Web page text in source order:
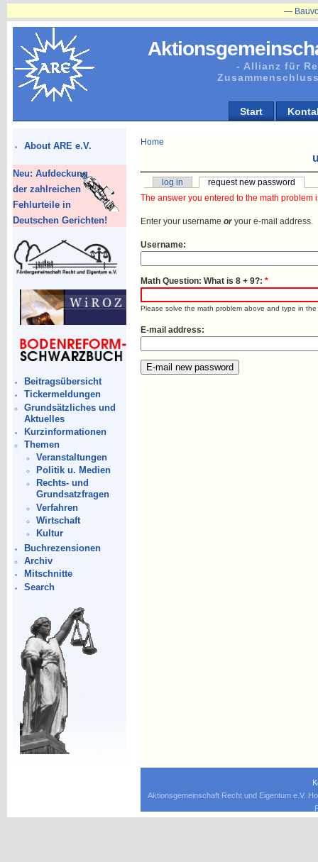
- Allianz für
Start
About ARE e.V.
Neu: Aufdeckung
der zahlreichen
Fehlurteile in
Deutschen Gerichten!
Beitragsübersicht
Tickermeldungen
Grundsätzliches und
Aktuelles
Kurzinformationen
Themen
Veranstaltungen
Politik u. Medien
Rechts- und
Grundsatzfragen
Verfahren
Wirtschaft
Kultur
Buchrezensionen
Archiv
Mitschnitte
Search
Home
log in
request new password
The answer you entered to the math problem
Enter your username oryour e-mail address.
Username:
Math Question: What is 8 + 9?: *
Please solve the math problem above and type in
E-mail address:
Aktionsgemeinschaft Recht und Eigentum e.V.